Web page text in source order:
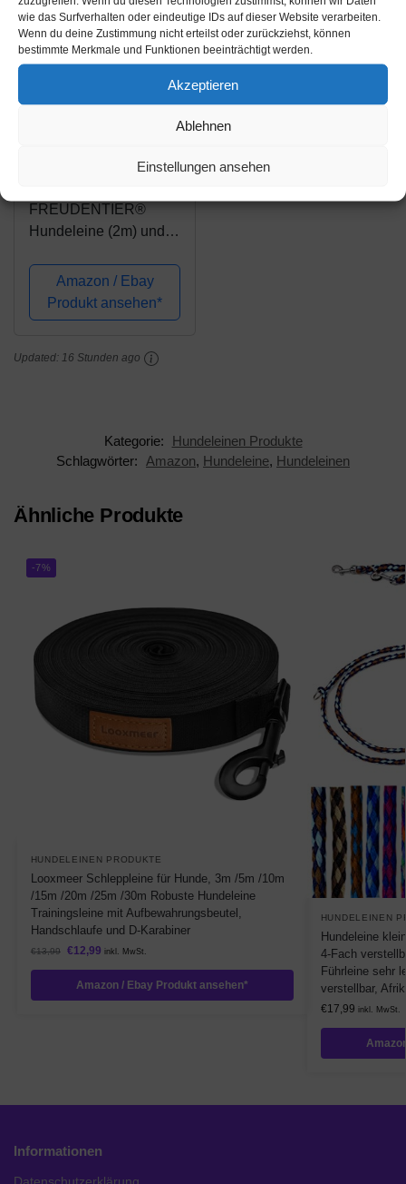
wie das Surfverhalten oder eindeutige IDs auf dieser Website verarbeiten.
Wenn du deine Zustimmung nicht erteilst oder zurückziehst, können
bestimmte Merkmale und Funktionen beeinträchtigt werden.
Akzeptieren
Ablehnen
Einstellungen ansehen
FREUDENTIER®
Hundeleine (2m) und
wundervollen Set |
Let's get Foxy
Kollektion inkl.
verstellbare Führleine |
Amazon / Ebay
Produkt ansehen*
Updated: 16 Stunden ago
Kategorie:
Hundeleinen Produkte
Schlagwörter:
Amazon, Hundeleine, Hundeleinen
Ähnliche Produkte
-7%
HUNDELEINEN PRODUKTE
Looxmeer Schleppleine für Hunde, 3m /5m /10m
/15m /20m /25m /30m Robuste Hundeleine
Trainingsleine mit Aufbewahrungsbeutel,
Handschlaufe und D-Karabiner
€13,99 €12,99 inkl. MwSt.
Amazon / Ebay Produkt ansehen*
HUNDELEINEN
Hundeleine
4-Fach
Führleine sehr
verstellbar,
€17,99 inkl. MwSt.
Informationen